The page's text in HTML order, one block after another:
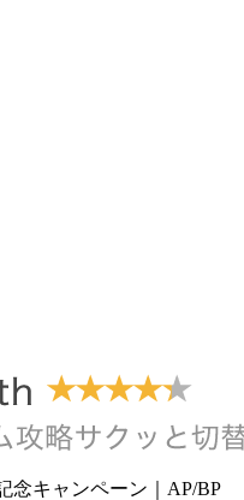
念キャンペーン｜AP/BP